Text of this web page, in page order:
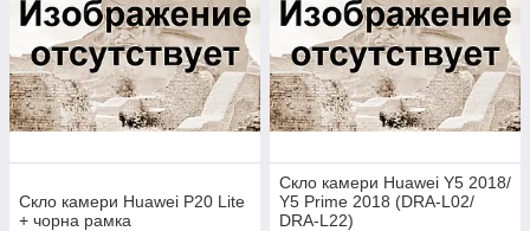
Скло камери Huawei P20 Lite
+ чорна рамка
Скло камери Huawei Y5 2018/
Y5 Prime 2018 (DRA-L02/
DRA-L22)